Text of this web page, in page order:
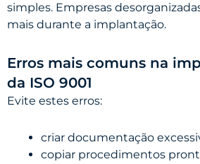
simples. Empresas
mais durante a implantação.
Erros mais comuns na
da ISO 9001
Evite estes erros:
criar documentação
copiar procedimentos